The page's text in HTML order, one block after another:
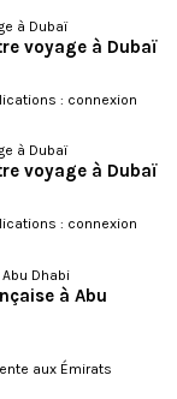
voyage à Dubaï
: connexion
voyage à Dubaï
: connexion
à Abu
aux Émirats